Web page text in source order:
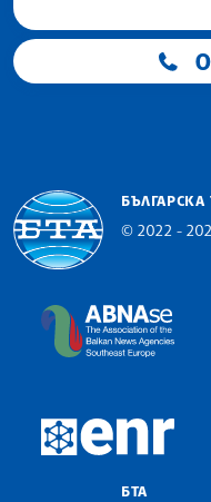
© 2022 -
The
БТА